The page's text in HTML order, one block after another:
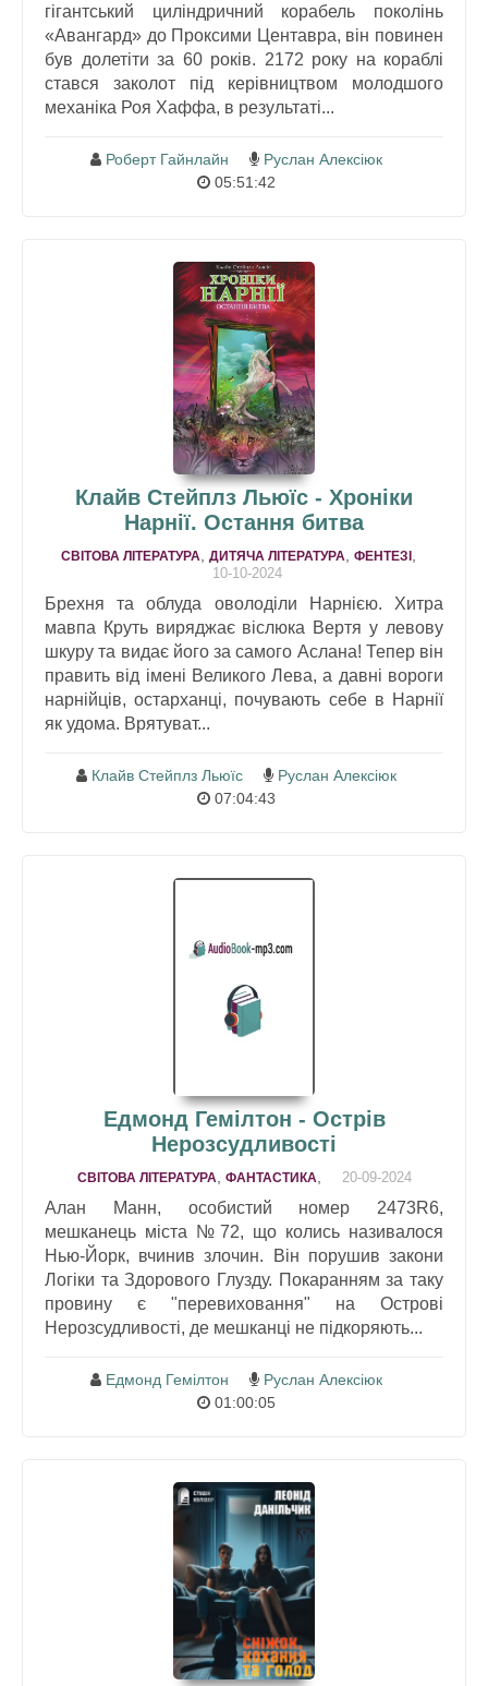
гігантський циліндричний корабель поколінь
«Авангард» до Проксими Центавра, він повинен
був долетіти за 60 років. 2172 року на кораблі
стався заколот під керівництвом молодшого
механіка Роя Хаффа, в результаті...
Роберт Гайнлайн
Руслан Алексіюк
05:51:42
Клайв Стейплз Льюїс - Хроніки
Нарнії. Остання битва
СВІТОВА ЛІТЕРАТУРА ДИТЯЧА ЛІТЕРАТУРА ФЕНТЕЗІ
10-10-2024
Брехня та облуда оволоділи Нарнією. Хитра
мавпа Круть виряджає віслюка Вертя у левову
шкуру та видає його за самого Аслана! Тепер він
править від імені Великого Лева, а давні вороги
нарнійців, остарханці, почувають себе в Нарнії
як удома. Врятуват...
Клайв Стейплз Льюїс
Руслан Алексіюк
07:04:43
Едмонд Гемілтон - Острів
Нерозсудливості
СВІТОВА ЛІТЕРАТУРА ФАНТАСТИКА 20-09-2024
Алан Манн, особистий номер 2473R6,
мешканець міста №72, що колись називалося
Нью-Йорк, вчинив злочин. Він порушив закони
Логіки та Здорового Глузду. Покаранням за таку
провину є "перевиховання" на Острові
Нерозсудливості, де мешканці не підкоряють...
Едмонд Гемілтон
Руслан Алексіюк
01:00:05